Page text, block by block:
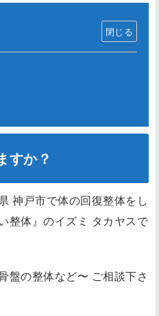
すか？
神戸市で体の回復整体をし
整体』のイズミ タカヤスで
盤の整体など〜 ご相談下さ